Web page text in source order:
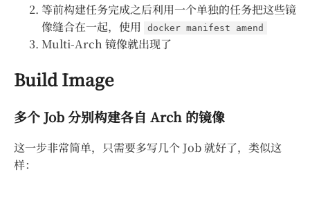
等前构建任务完成之后利用一个单独的任务把这些镜
像缝合在一起，使用
docker manifest amend
Multi-Arch 镜像就出现了
Build Image
多个 Job 分别构建各自 Arch 的镜像
这一步非常简单，只需要多写几个 Job 就好了，类似这
样：